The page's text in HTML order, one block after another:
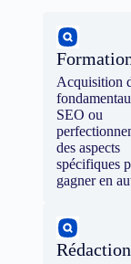
Acquisition
SEO ou
des aspects
spécifiques
gagner en